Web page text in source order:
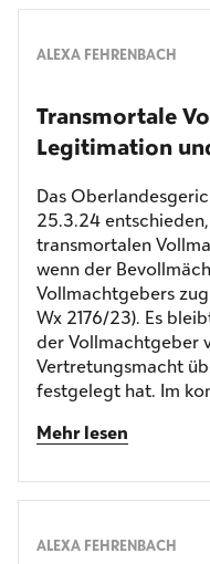
ALEXA FEHRENBACH
Transmortale
Legitimation
Das
25.3.24
transmortalen
wenn der
Vollmachtgebers
Wx 2176/23). Es
der Vollmachtgeber
Vertretungsmacht
festgelegt hat. Im
Mehr lesen
ALEXA FEHRENBACH